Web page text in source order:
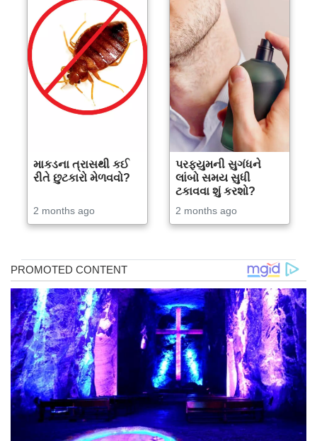
માકડના ત્રાસથી કઈ
રીતે છુટકારો મેળવવો?
2 months ago
પરફ્યુમની સુગંધને
લાંબો સમય સુધી
ટકાવવા શું કરશો?
2 months ago